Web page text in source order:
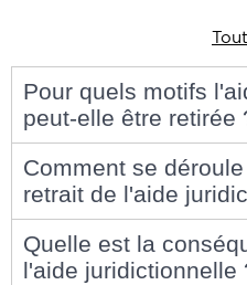
Pour quels motifs
peut-elle être retirée
Comment se
retrait de l'aide
Quelle est la
l'aide juridictionnelle